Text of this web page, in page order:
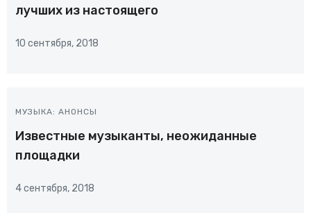
лучших из настоящего
10 сентября, 2018
МУЗЫКА: АНОНСЫ
Известные музыканты, неожиданные
площадки
4 сентября, 2018